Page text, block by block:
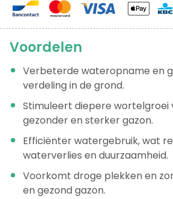
Voordelen
Verbeterde wateropname en
verdeling in de grond.
Stimuleert diepere wortelgroei
gezonder en sterker gazon.
Efficiënter watergebruik, wat
waterverlies en duurzaamheid.
Voorkomt droge plekken en
en gezond gazon.